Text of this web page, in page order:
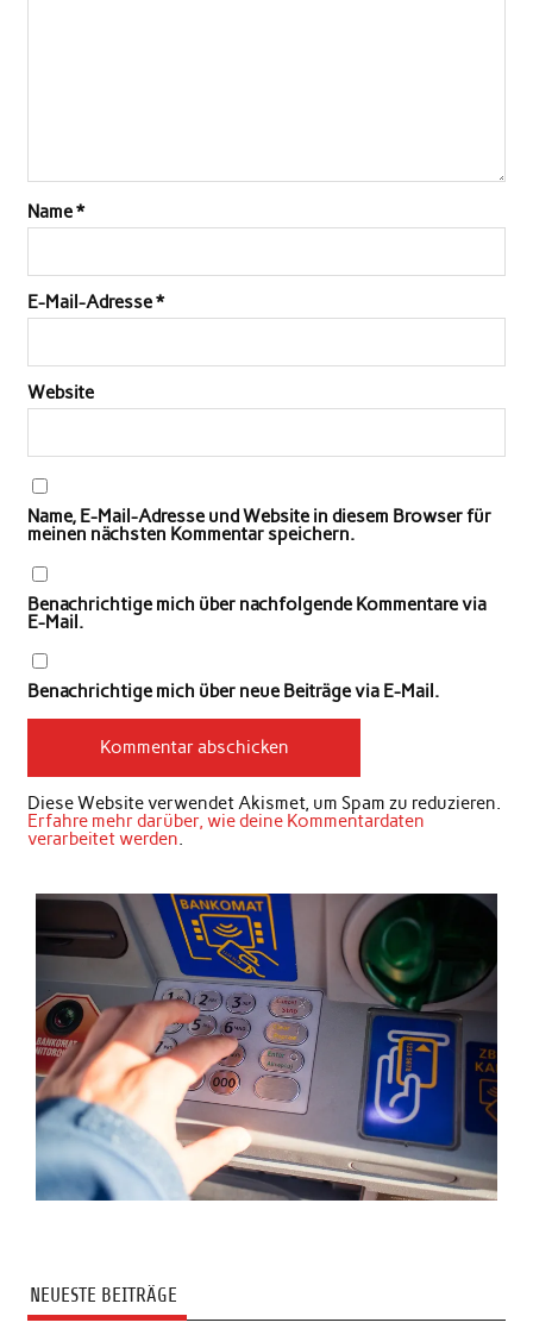
Name*
E-Mail-Adresse*
Website
Name, E-Mail-Adresse und Website in diesem Browser für
meinen nächsten Kommentar speichern.
Benachrichtige mich über nachfolgende Kommentare via
E-Mail.
Benachrichtige mich über neue Beiträge via E-Mail.
Diese Website verwendet Akismet, um Spam zu reduzieren.
Erfahre mehr darüber, wie deine Kommentardaten
verarbeitet werden.
NEUESTE BEITRÄGE